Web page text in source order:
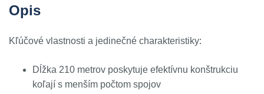
Opis
Kľúčové vlastnosti a jedinečné charakteristiky:
Dĺžka 210 metrov poskytuje efektívnu konštrukciu
koľají s menším počtom spojov